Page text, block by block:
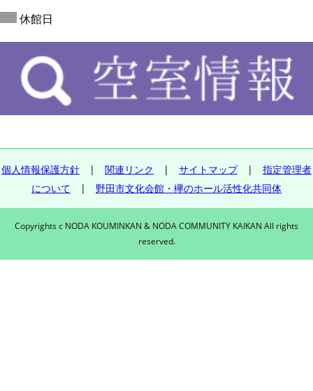
休館日
個人情報保護方針 | 関連リンク | サイトマップ| 指定管理者
について | 野田市文化会館・欅のホール活性化共同体
Copyrights c NODA KOUMINKAN & NODA COMMUNITY KAIKAN All rights
reserved.